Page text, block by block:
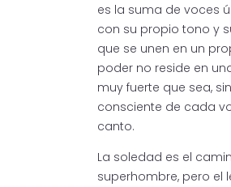
es la suma de voces
con su propio tono y
que se unen en un
poder no reside en
muy fuerte que sea,
consciente de cada
canto.
La soledad es el
superhombre, pero el